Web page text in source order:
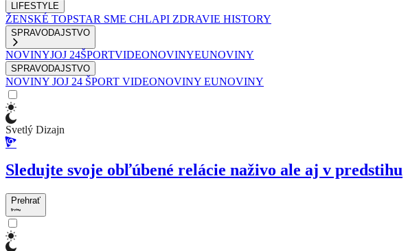
LIFESTYLE
ŽENSKÉ TOPSTAR SME CHLAPI ZDRAVIE HISTORY
SPRAVODAJSTVO
NOVINYJOJ 24ŠPORTVIDEONOVINYEUNOVINY
SPRAVODAJSTVO
NOVINY JOJ 24 ŠPORT VIDEONOVINY EUNOVINY
Svetlý Dizajn
Sledujte svoje obľúbené relácie naživo ale aj v predstihu
Prehrať